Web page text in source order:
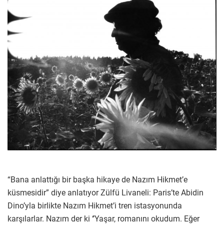
“Bana anlattığı bir başka hikaye de Nazım Hikmet’e
küsmesidir” diye anlatıyor Zülfü Livaneli: Paris’te Abidin
Dino’yla birlikte Nazım Hikmet’i tren istasyonunda
karşılarlar. Nazım der ki ‘’Yaşar, romanını okudum. Eğer